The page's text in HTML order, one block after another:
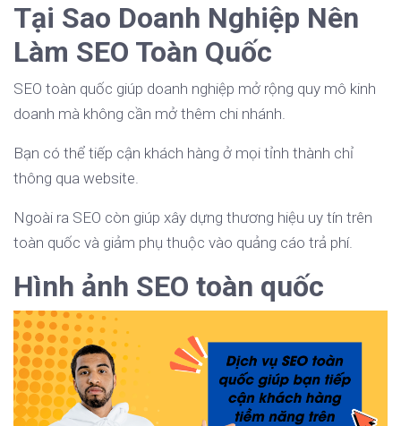
Tại Sao Doanh Nghiệp Nên
Làm SEO Toàn Quốc
SEO toàn quốc giúp doanh nghiệp mở rộng quy mô kinh
doanh mà không cần mở thêm chi nhánh.
Bạn có thể tiếp cận khách hàng ở mọi tỉnh thành chỉ
thông qua website.
Ngoài ra SEO còn giúp xây dựng thương hiệu uy tín trên
toàn quốc và giảm phụ thuộc vào quảng cáo trả phí.
Hình ảnh SEO toàn quốc